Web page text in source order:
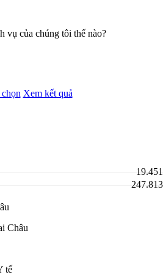
vụ của chúng tôi thế nào?
Xem kết quả
19.451
247.813
Châu
tế